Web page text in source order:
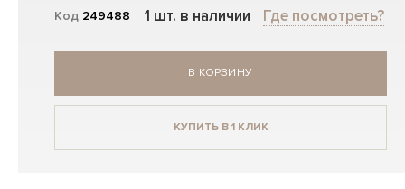
Код 249488 1 шт. в наличии Где посмотреть?
В КОРЗИНУ
КУПИТЬ В 1 КЛИК